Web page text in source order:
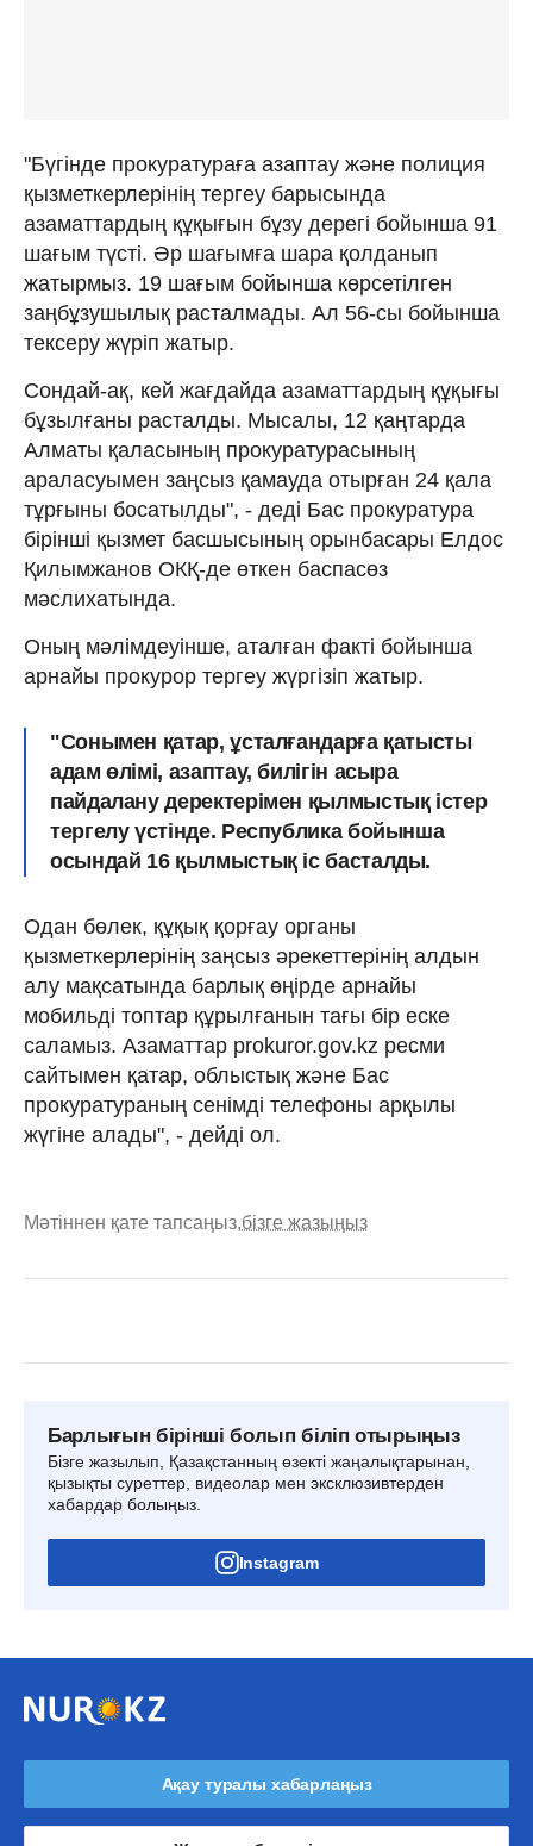
"Бүгінде прокуратураға азаптау және полиция
қызметкерлерінің тергеу барысында
азаматтардың құқығын бұзу дерегі бойынша 91
шағым түсті. Әр шағымға шара қолданып
жатырмыз. 19 шағым бойынша көрсетілген
заңбұзушылық расталмады. Ал 56-сы бойынша
тексеру жүріп жатыр.
Сондай-ақ, кей жағдайда азаматтардың құқығы
бұзылғаны расталды. Мысалы, 12 қаңтарда
Алматы қаласының прокуратурасының
араласуымен заңсыз қамауда отырған 24 қала
тұрғыны босатылды", - деді Бас прокуратура
бірінші қызмет басшысының орынбасары Елдос
Қилымжанов ОКҚ-де өткен баспасөз
мәслихатында.
Оның мәлімдеуінше, аталған факті бойынша
арнайы прокурор тергеу жүргізіп жатыр.
"Сонымен қатар, ұсталғандарға қатысты
адам өлімі, азаптау, билігін асыра
пайдалану деректерімен қылмыстық істер
тергелу үстінде. Республика бойынша
осындай 16 қылмыстық іс басталды.
Одан бөлек, құқық қорғау органы
қызметкерлерінің заңсыз әрекеттерінің алдын
алу мақсатында барлық өңірде арнайы
мобильді топтар құрылғанын тағы бір еске
саламыз. Азаматтар prokuror.gov.kz ресми
сайтымен қатар, облыстық және Бас
прокуратураның сенімді телефоны арқылы
жүгіне алады", - дейді ол.
Мәтіннен қате тапсаңыз,бізге жазыңыз
Барлығын бірінші болып біліп отырыңыз
Бізге жазылып, Қазақстанның өзекті жаңалықтарынан,
қызықты суреттер, видеолар мен эксклюзивтерден
хабардар болыңыз.
Instagram
Ақау туралы хабарлаңыз